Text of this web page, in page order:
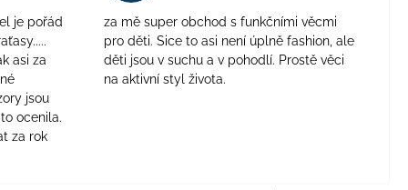
je pořád
asi za
jsou
ocenila.
za rok
za mě super obchod s funkčními věcmi
pro děti. Sice to asi není úplně fashion, ale
děti jsou v suchu a v pohodlí. Prostě věci
na aktivní styl života.